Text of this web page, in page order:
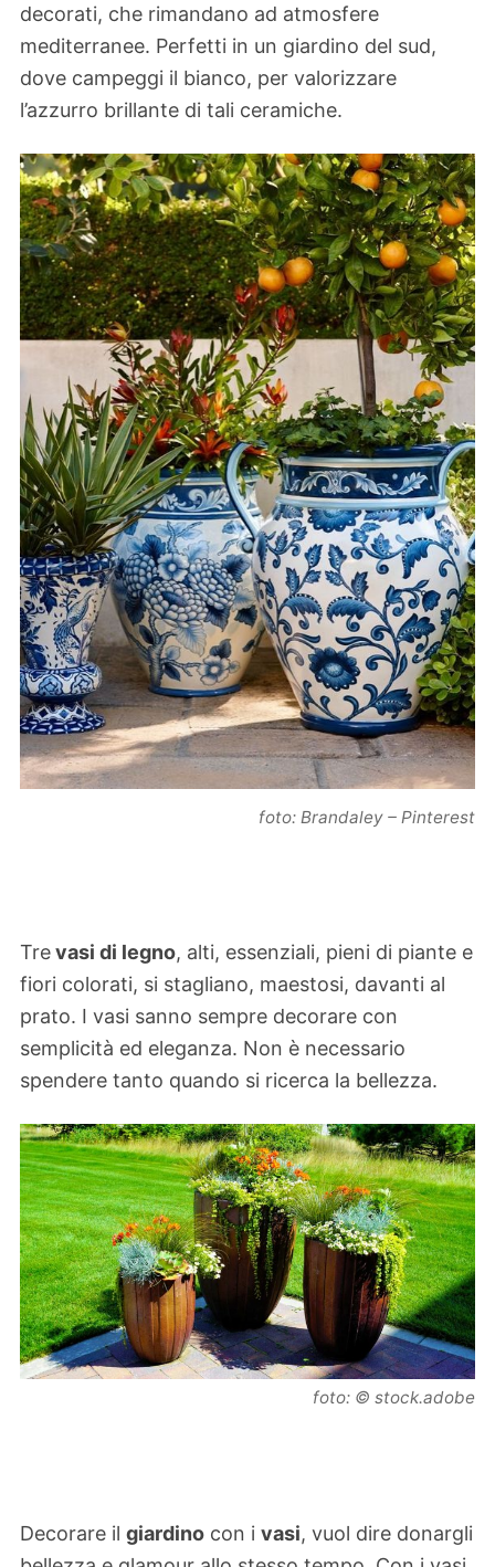
decorati, che rimandano ad atmosfere
mediterranee. Perfetti in un giardino del sud,
dove campeggi il bianco, per valorizzare
l’azzurro brillante di tali ceramiche.
foto: Brandaley – Pinterest
Trevasi di legno, alti, essenziali, pieni di piante e
fiori colorati, si stagliano, maestosi, davanti al
prato. I vasi sanno sempre decorare con
semplicità ed eleganza. Non è necessario
spendere tanto quando si ricerca la bellezza.
foto: © stock.adobe
Decorare il giardino con i vasi, vuol dire donargli